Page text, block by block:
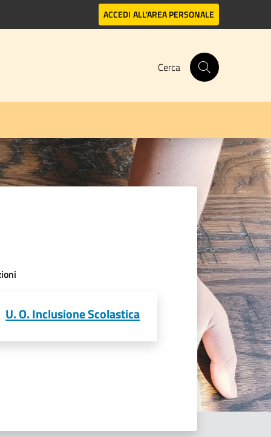
ACCEDI ALL'AREA PERSONALE
Cerca
U. O. Inclusione Scolastica